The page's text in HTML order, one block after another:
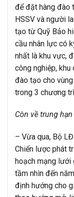
để đặt hàng đào
HSSV và người
tạo từ Quỹ Bảo
cầu nhân lực có
nhất là khu vực,
công nghiệp, khu
đào tạo cho
trong 3 chương
Còn về trung
– Vừa qua, Bộ
Chiến lược phát
hoạch mạng lưới
tầm nhìn đến
định hướng cho